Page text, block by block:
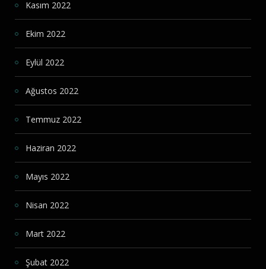
Kasım 2022
Ekim 2022
Eylül 2022
Ağustos 2022
Temmuz 2022
Haziran 2022
Mayıs 2022
Nisan 2022
Mart 2022
Şubat 2022